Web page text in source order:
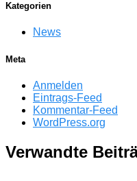
Kategorien
News
Meta
Anmelden
Eintrags-Feed
Kommentar-Feed
WordPress.org
Verwandte